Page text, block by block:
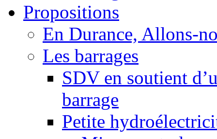
Propositions
En Durance, Allons-
Les barrages
SDV en soutient
barrage
Petite